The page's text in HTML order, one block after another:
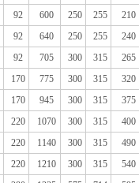
92 600 250 255 210
92 640 250 255 240
92 705 300 315 265
170 775 300 315 320
170 945 300 315 375
220 1070 300 315 400
220 1140 300 315 490
220 1210 300 315 540